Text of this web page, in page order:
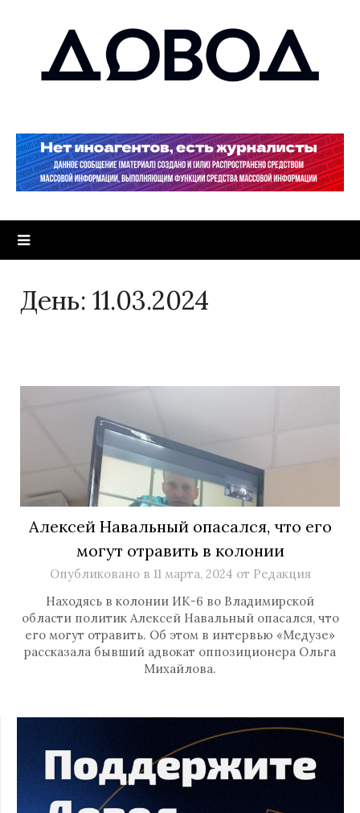
День: 11.03.2024
Алексей Навальный опасался, что его
могут отравить в колонии
Опубликовано в 11 марта, 2024 от Редакция
Находясь в колонии ИК-6 во Владимирской
области политик Алексей Навальный опасался, что
его могут отравить. Об этом в интервью «Медузе»
рассказала бывший адвокат оппозиционера Ольга
Михайлова.